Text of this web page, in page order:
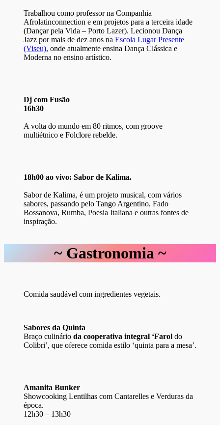
Trabalhou como professor na Companhia
Afrolatinconnection e em projetos para a terceira idade
(Dançar pela Vida – Porto Lazer). Lecionou Dança
Jazz por mais de dez anos na Escola Lugar Presente
(Viseu), onde atualmente ensina Dança Clássica e
Moderna no ensino artístico.
Dj com Fusão
16h30
A volta do mundo em 80 ritmos, com groove
multiétnico e Folclore rebelde.
18h00 ao vivo: Sabor de Kalima.
Sabor de Kalima, é um projeto musical, com vários
sabores, passando pelo Tango Argentino, Fado
Bossanova, Rumba, Poesia Italiana e outras fontes de
inspiração.
~ Gastronomia ~
Comida saudável com ingredientes vegetais.
Sabores da Quinta
Braço culinário da cooperativa integral ‘Farol do
Colibri’, que oferece comida estilo ‘quinta para a mesa’.
Amanita Bunker
Showcooking Lentilhas com Cantarelles e Verduras da
época.
12h30 – 13h30